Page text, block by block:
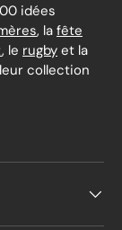
idées
, la fête
, le rugby et la
collection